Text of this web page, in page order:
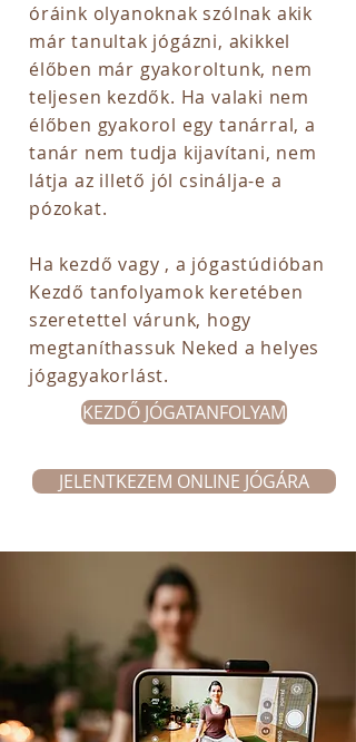
óráink olyanoknak szólnak akik
már tanultak jógázni, akikkel
élőben már gyakoroltunk, nem
teljesen kezdők. Ha valaki nem
élőben gyakorol egy tanárral, a
tanár nem tudja kijavítani, nem
látja az illető jól csinálja-e a
pózokat.
Ha kezdő vagy , a jógastúdióban
Kezdő tanfolyamok keretében
szeretettel várunk, hogy
megtaníthassuk Neked a helyes
jógagyakorlást.
KEZDŐ JÓGATANFOLYAM
JELENTKEZEM ONLINE JÓGÁRA